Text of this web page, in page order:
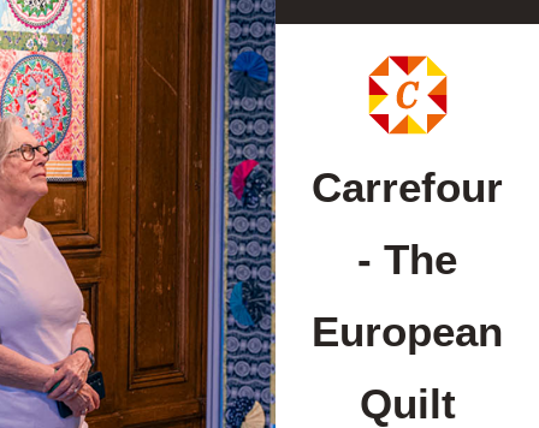
Carrefour
- The
European
Quilt